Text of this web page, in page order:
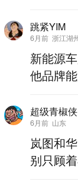
跳紧YIM
6月前 浙江湖
新能源
他品牌
超级青椒侠
6月前 山东
岚图和
别只顾